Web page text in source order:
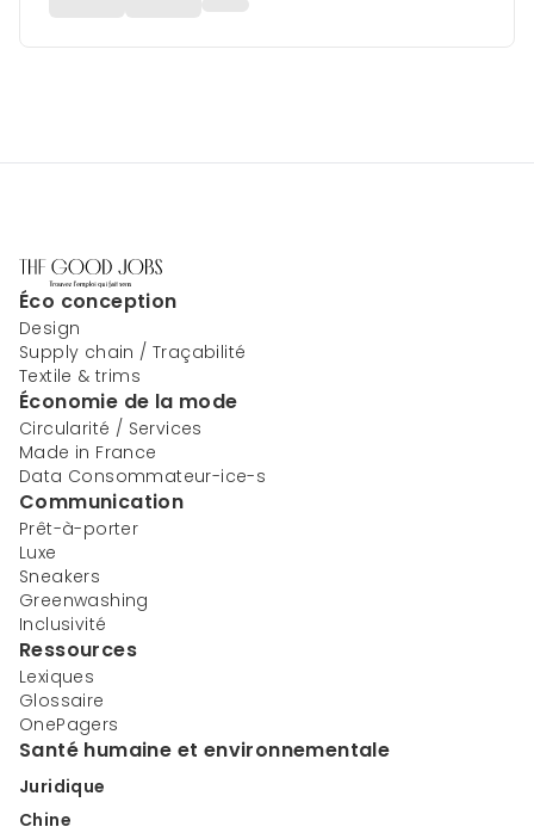
Éco conception
Design
Supply chain / Traçabilité
Textile & trims
Économie de la mode
Circularité / Services
Made in France
Data Consommateur-ice-s
Communication
Prêt-à-porter
Luxe
Sneakers
Greenwashing
Inclusivité
Ressources
Lexiques
Glossaire
OnePagers
Santé humaine et environnementale
Juridique
Chine